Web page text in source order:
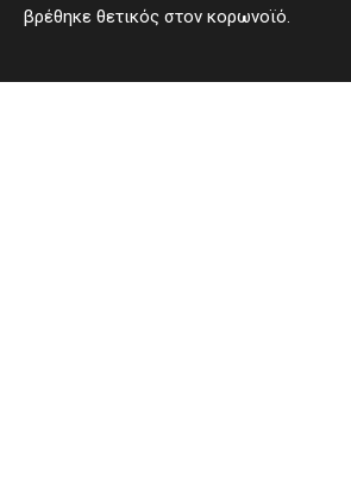
βρέθηκε θετικός στον κορωνοϊό.